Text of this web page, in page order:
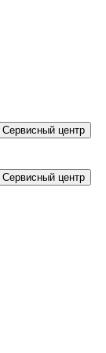
Сервисный центр
Сервисный центр